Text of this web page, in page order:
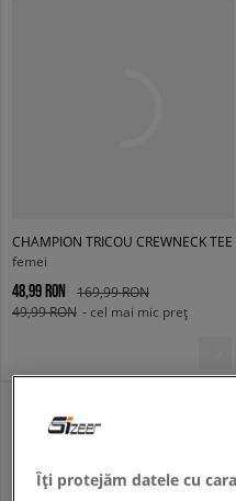
CHAMPION TRICOU CREWNECK TEE
femei
48,99 RON
169,99 RON
49,99 RON - cel mai mic preț
Îți protejăm datele cu